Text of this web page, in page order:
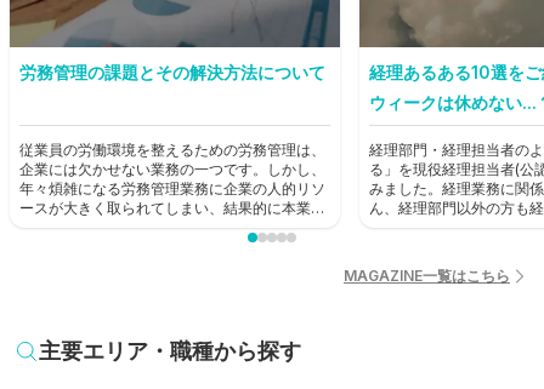
労務管理の課題とその解決方法について
従業員の労働環境を整えるための労務管理は、
企業には欠かせない業務の一つです。しかし、
年々煩雑になる労務管理業務に企業の人的リソ
ースが大きく取られてしまい、結果的に本業に
本記事では労務管理における課題を見直し、解
経理あるある10選を
ウィークは休めない...
経理部門・経理担当者の
る」を現役経理担当者(公
みました。経理業務に関
ん、経理部門以外の方も
MAGAZINE一覧はこちら
主要エリア・職種から探す